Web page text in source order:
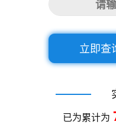
立即查
已为累计为